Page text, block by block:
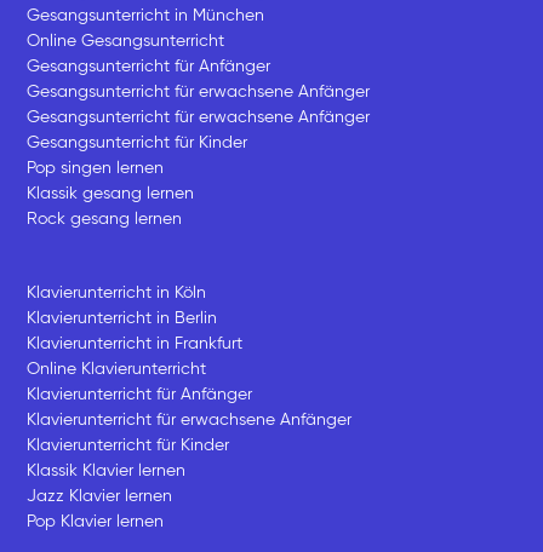
Gesangsunterricht in München
Online Gesangsunterricht
Gesangsunterricht für Anfänger
Gesangsunterricht für erwachsene Anfänger
Gesangsunterricht für erwachsene Anfänger
Gesangsunterricht für Kinder
Pop singen lernen
Klassik gesang lernen
Rock gesang lernen
Klavierunterricht in Köln
Klavierunterricht in Berlin
Klavierunterricht in Frankfurt
Online Klavierunterricht
Klavierunterricht für Anfänger
Klavierunterricht für erwachsene Anfänger
Klavierunterricht für Kinder
Klassik Klavier lernen
Jazz Klavier lernen
Pop Klavier lernen